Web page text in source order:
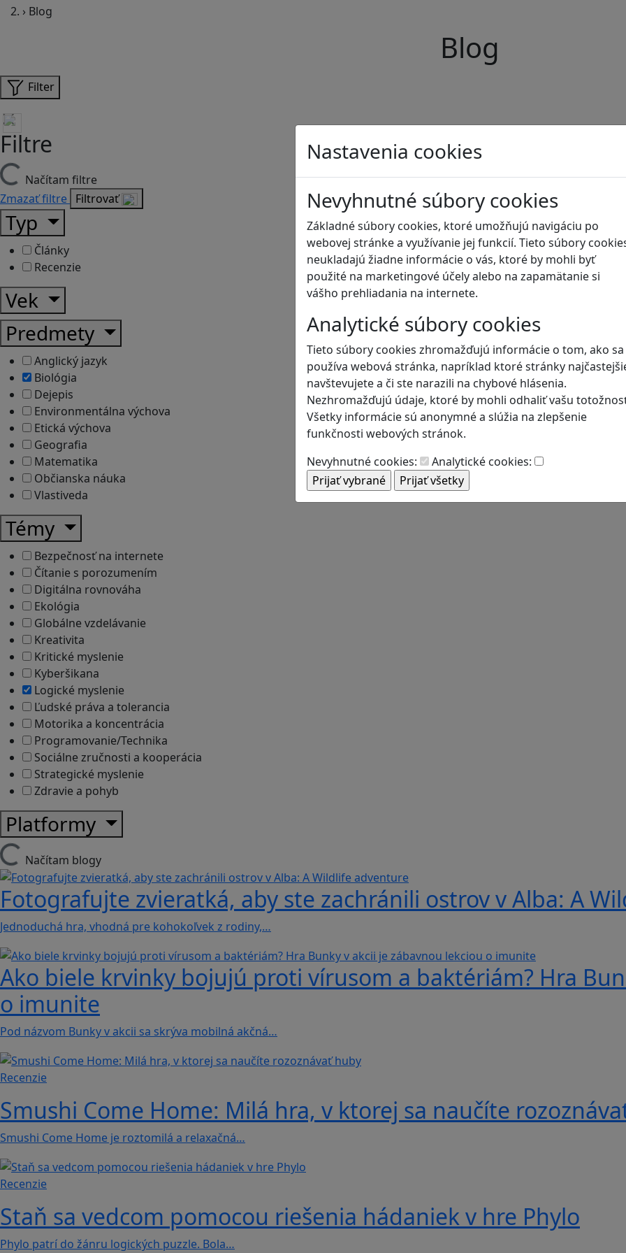
Nastavenia cookies
Nevyhnutné súbory cookies
Základné súbory cookies, ktoré umožňujú navigáciu po
webovej stránke a využívanie jej funkcií. Tieto súbory
neukladajú žiadne informácie o vás, ktoré by mohli byť
použité na marketingové účely alebo na zapamätanie si
vášho prehliadania na internete.
Analytické súbory cookies
Tieto súbory cookies zhromažďujú informácie o tom, ako sa
používa webová stránka, napríklad ktoré stránky
navštevujete a či ste narazili na chybové hlásenia.
Nezhromažďujú údaje, ktoré by mohli odhaliť vašu
Všetky informácie sú anonymné a slúžia na zlepšenie
funkčnosti webových stránok.
Nevyhnutné cookies:
Analytické cookies:
› Blog
Blog
Filter
Filtre
Načítam filtre
Zmazať filtre Filtrovať
Typ
Články
Recenzie
Vek
Predmety
Anglický jazyk
Biológia
Dejepis
Environmentálna výchova
Etická výchova
Geografia
Matematika
Občianska náuka
Vlastiveda
Témy
Bezpečnosť na internete
Čítanie s porozumením
Digitálna rovnováha
Ekológia
Globálne vzdelávanie
Kreativita
Kritické myslenie
Kyberšikana
Logické myslenie
Ľudské práva a tolerancia
Motorika a koncentrácia
Programovanie/Technika
Sociálne zručnosti a kooperácia
Strategické myslenie
Zdravie a pohyb
Platformy
Načítam blogy
Fotografujte zvieratká, aby ste zachránili ostrov v Alba: A
Jednoduchá hra, vhodná pre kohokoľvek z rodiny,…
Ako biele krvinky bojujú proti vírusom a baktériám? Hra
o imunite
Pod názvom Bunky v akcii sa skrýva mobilná akčná…
Recenzie
Smushi Come Home: Milá hra, v ktorej sa naučíte
Smushi Come Home je roztomilá a relaxačná…
Recenzie
Staň sa vedcom pomocou riešenia hádaniek v hre Phylo
Phylo patrí do žánru logických puzzle. Bola…